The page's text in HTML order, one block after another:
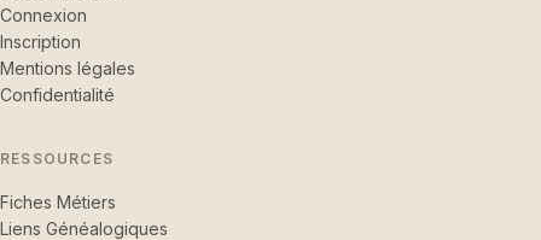
Connexion
Inscription
Mentions légales
Confidentialité
RESSOURCES
Fiches Métiers
Liens Généalogiques